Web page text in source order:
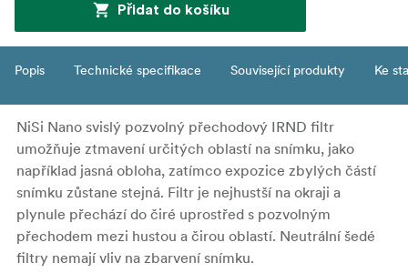
Přidat do košíku
Popis Technické specifikace Související produkty Ke
NiSi Nano svislý pozvolný přechodový IRND filtr
umožňuje ztmavení určitých oblastí na snímku, jako
například jasná obloha, zatímco expozice zbylých částí
snímku zůstane stejná. Filtr je nejhustší na okraji a
plynule přechází do čiré uprostřed s pozvolným
přechodem mezi hustou a čirou oblastí. Neutrální šedé
filtry nemají vliv na zbarvení snímku.